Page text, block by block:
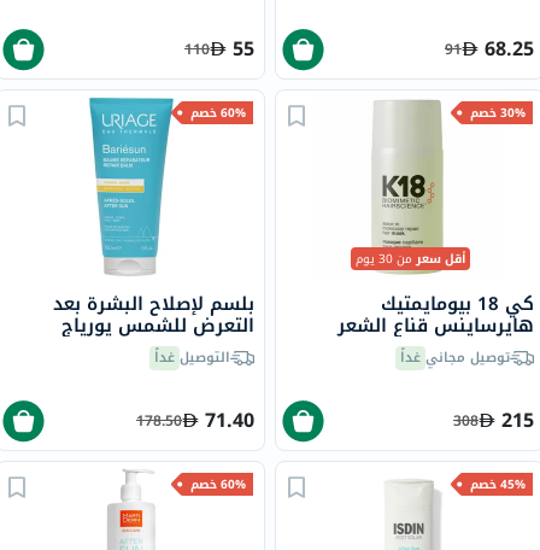
68.25
91
55
110
30% خصم
أقل سعرمن 30 يوم
كي 18 بيومايمتيك
هايرساينس قناع الشعر
لإصلاح الشعر الجزيئي بدون
شطف 50 مل
توصيل مجانيغداً
215
308
60% خصم
بلسم لإصلاح البشرة بعد
التعرض للشمس يورياج
باريسون - 150 مل
التوصيلغداً
71.40
178.50
45% خصم 60% خصم